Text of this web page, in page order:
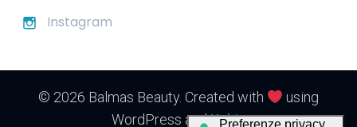
Instagram
© 2026 Balmas Beauty. Created with
using
WordPress andKubio